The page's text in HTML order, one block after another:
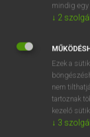
mindig egy
↓ 2
Ezek a
nem
tartoznak
kezelő sütik.
↓ 3